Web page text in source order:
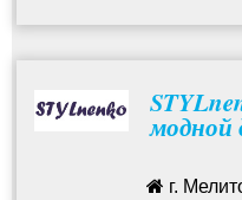
модной
г.